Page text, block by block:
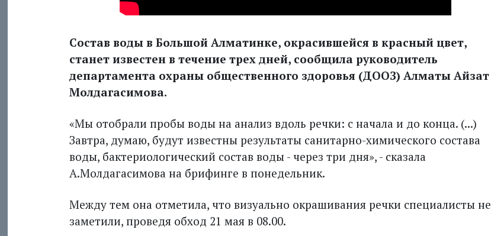
Состав воды в Большой Алматинке, окрасившейся в красный цвет,
станет известен в течение трех дней, сообщила руководитель
департамента охраны общественного здоровья (ДООЗ) Алматы Айзат
Молдагасимова.
«Мы отобрали пробы воды на анализ вдоль речки: с начала и до конца. (...)
Завтра, думаю, будут известны результаты санитарно-химического состава
воды, бактериологический состав воды - через три дня», - сказала
А.Молдагасимова на брифинге в понедельник.
Между тем она отметила, что визуально окрашивания речки специалисты не
заметили, проведя обход 21 мая в 08.00.